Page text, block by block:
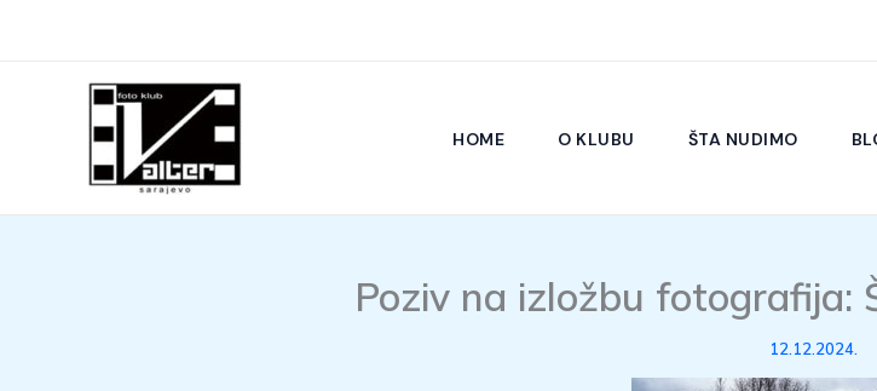
HOME O KLUBU ŠTA NUDIMO
Poziv na izložbu fotografija:
12.12.2024.